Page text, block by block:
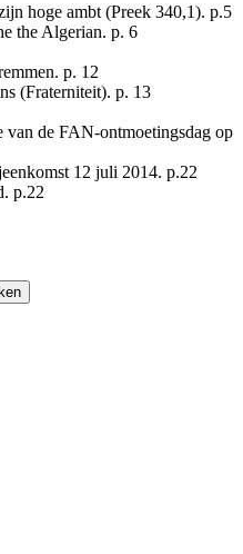
hoge ambt (Preek 340,1). p.5
the Algerian. p. 6
p. 12
(Fraterniteit). p. 13
van de FAN-ontmoetingsdag op
12 juli 2014. p.22
p.22